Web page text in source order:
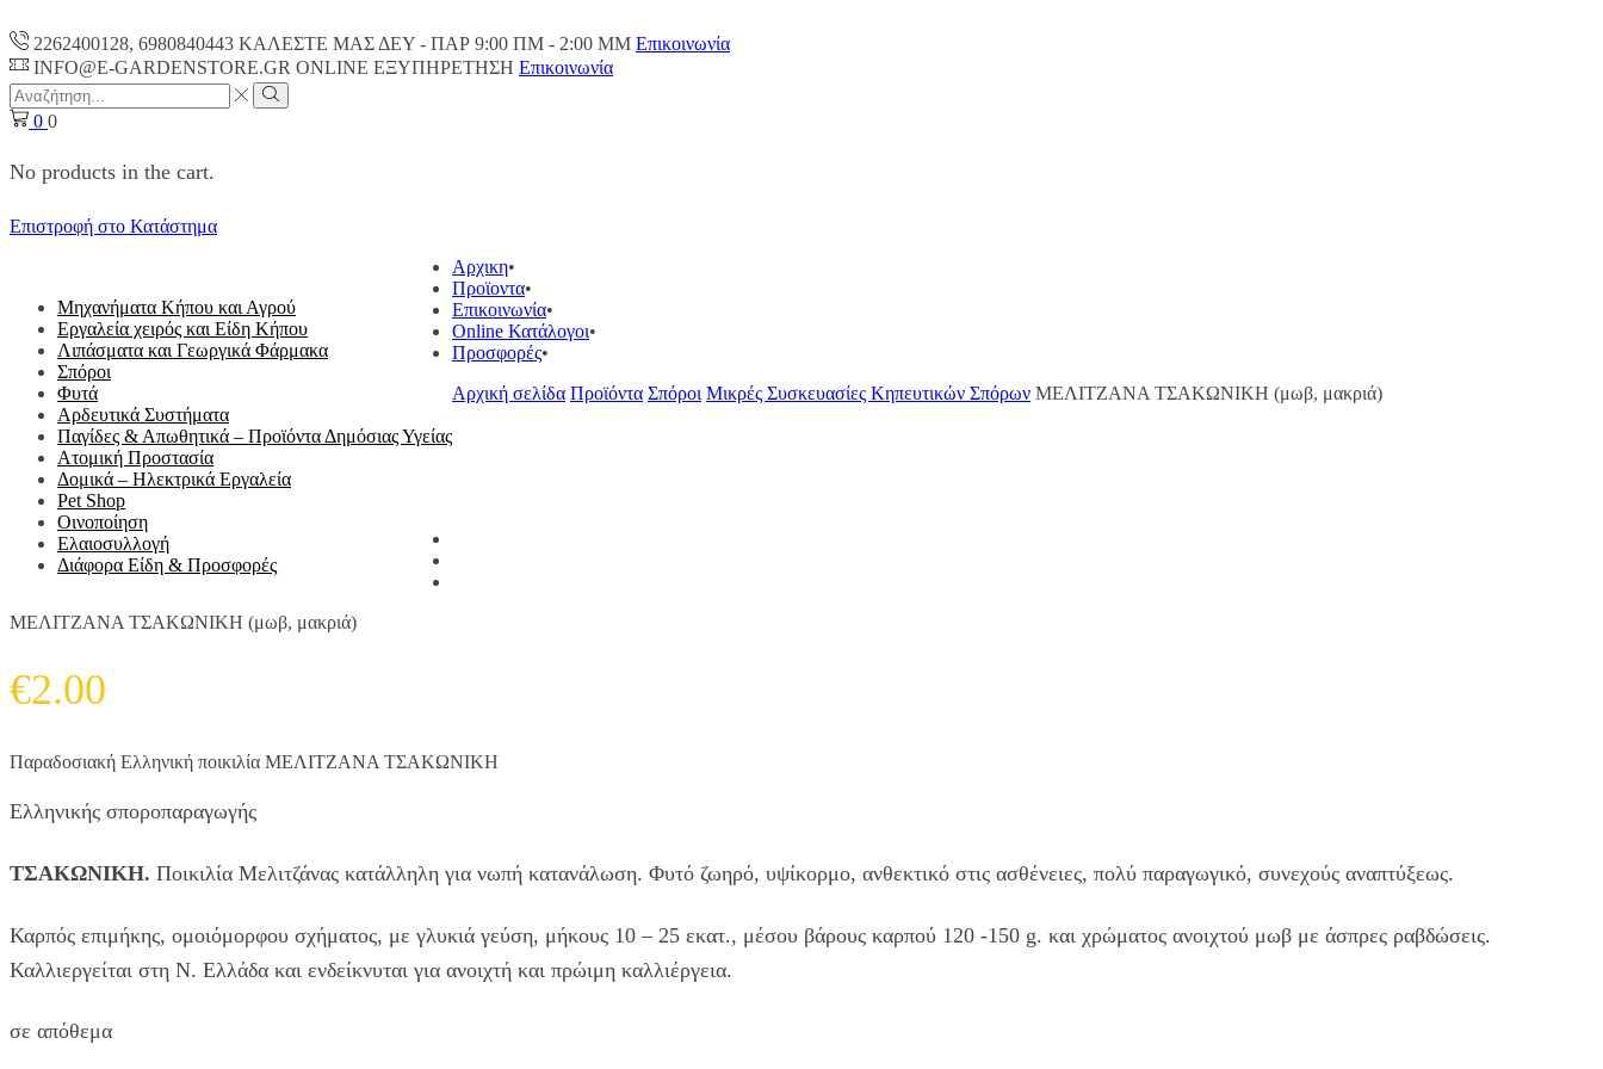
2262400128, 6980840443 ΚΑΛΕΣΤΕ ΜΑΣ ΔΕΥ - ΠΑΡ 9:00 ΠM - 2:00 ΜΜ Επικοινωνία
INFO@E-GARDENSTORE.GR ONLINE ΕΞΥΠΗΡΕΤΗΣH Επικοινωνία
Search
input
Search
0 0
No products in the cart.
Επιστροφή στο Κατάστημα
Μηχανήματα Κήπου και Αγρού
Εργαλεία χειρός και Είδη Κήπου
Λιπάσματα και Γεωργικά Φάρμακα
Σπόροι
Φυτά
Αρδευτικά Συστήματα
Παγίδες & Απωθητικά – Προϊόντα Δημόσιας Υγείας
Ατομική Προστασία
Δομικά – Ηλεκτρικά Εργαλεία
Pet Shop
Οινοποίηση
Ελαιοσυλλογή
Διάφορα Είδη & Προσφορές
Αρχικη
Προϊοντα
Επικοινωνία
Online Κατάλογοι
Προσφορές
Αρχική σελίδα Προϊόντα Σπόροι Μικρές Συσκευασίες Κηπευτικών Σπόρων ΜΕΛΙΤΖΑΝΑ ΤΣΑΚΩΝΙΚΗ (μωβ, μακριά)
ΜΕΛΙΤΖΑΝΑ ΤΣΑΚΩΝΙΚΗ (μωβ, μακριά)
€2.00
Παραδοσιακή Ελληνική ποικιλία ΜΕΛΙΤΖΑΝΑ ΤΣΑΚΩΝΙΚΗ
Ελληνικής σποροπαραγωγής
ΤΣΑΚΩΝΙΚΗ. Ποικιλία Μελιτζάνας κατάλληλη για νωπή κατανάλωση. Φυτό ζωηρό, υψίκορμο, ανθεκτικό στις ασθένειες, πολύ παραγωγικό, συνεχούς αναπτύξεως.
Καρπός επιμήκης, ομοιόμορφου σχήματος, με γλυκιά γεύση, μήκους 10 – 25 εκατ., μέσου βάρους καρπού 120 -150 g. και χρώματος ανοιχτού μωβ με άσπρες ραβδώσεις.
Καλλιεργείται στη Ν. Ελλάδα και ενδείκνυται για ανοιχτή και πρώιμη καλλιέργεια.
σε απόθεμα